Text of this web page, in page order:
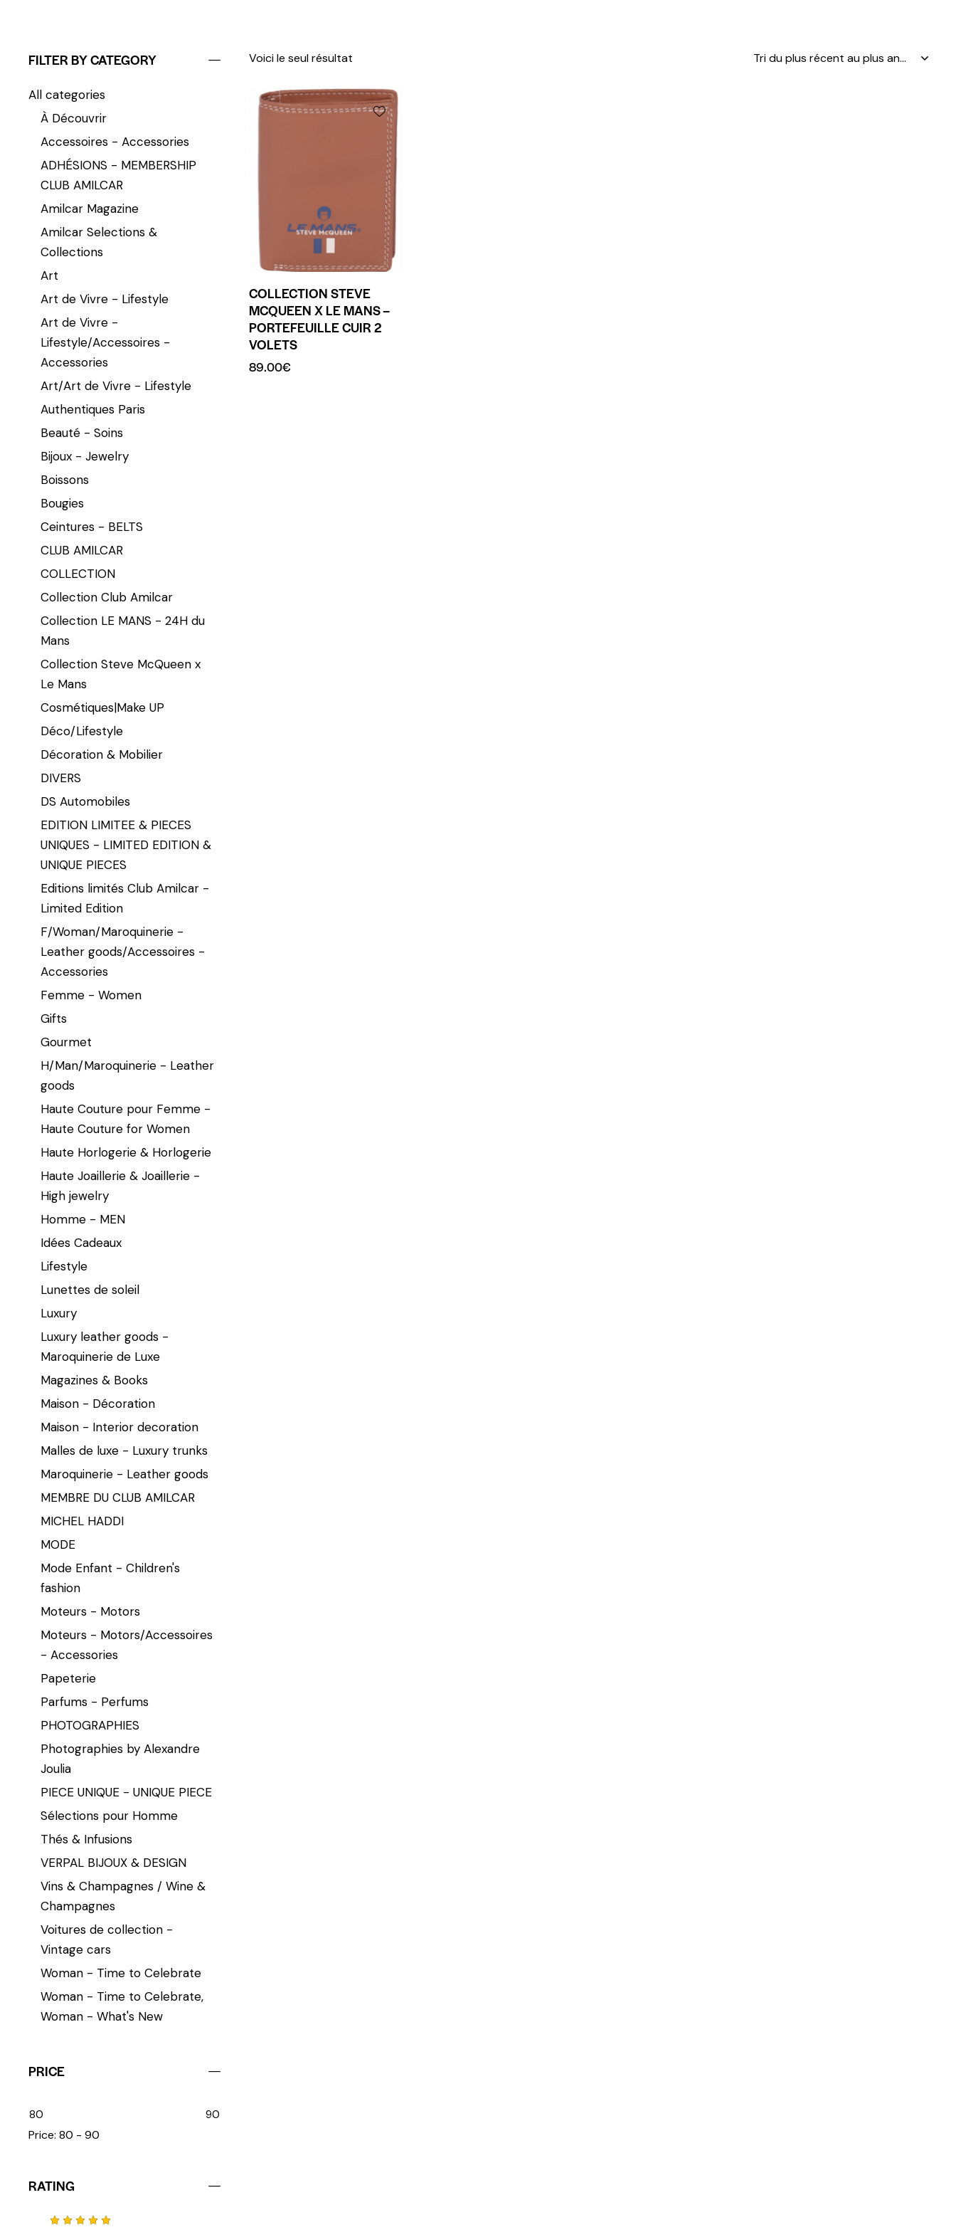
Voici le seul résultat
COLLECTION STEVE
MCQUEEN X LE MANS –
PORTEFEUILLE CUIR 2
VOLETS
89.00€
FILTER BY CATEGORY
All categories
À Découvrir
Accessoires - Accessories
ADHÉSIONS - MEMBERSHIP
CLUB AMILCAR
Amilcar Magazine
Amilcar Selections &
Collections
Art
Art de Vivre - Lifestyle
Art de Vivre -
Lifestyle/Accessoires -
Accessories
Art/Art de Vivre - Lifestyle
Authentiques Paris
Beauté - Soins
Bijoux - Jewelry
Boissons
Bougies
Ceintures - BELTS
CLUB AMILCAR
COLLECTION
Collection Club Amilcar
Collection LE MANS - 24H du
Mans
Collection Steve McQueen x
Le Mans
Cosmétiques|Make UP
Déco/Lifestyle
Décoration & Mobilier
DIVERS
DS Automobiles
EDITION LIMITEE & PIECES
UNIQUES - LIMITED EDITION &
UNIQUE PIECES
Editions limités Club Amilcar -
Limited Edition
F/Woman/Maroquinerie -
Leather goods/Accessoires -
Accessories
Femme - Women
Gifts
Gourmet
H/Man/Maroquinerie - Leather
goods
Haute Couture pour Femme -
Haute Couture for Women
Haute Horlogerie & Horlogerie
Haute Joaillerie & Joaillerie -
High jewelry
Homme - MEN
Idées Cadeaux
Lifestyle
Lunettes de soleil
Luxury
Luxury leather goods -
Maroquinerie de Luxe
Magazines & Books
Maison - Décoration
Maison - Interior decoration
Malles de luxe - Luxury trunks
Maroquinerie - Leather goods
MEMBRE DU CLUB AMILCAR
MICHEL HADDI
MODE
Mode Enfant - Children's
fashion
Moteurs - Motors
Moteurs - Motors/Accessoires
- Accessories
Papeterie
Parfums - Perfums
PHOTOGRAPHIES
Photographies by Alexandre
Joulia
PIECE UNIQUE - UNIQUE PIECE
Sélections pour Homme
Thés & Infusions
VERPAL BIJOUX & DESIGN
Vins & Champagnes / Wine &
Champagnes
Voitures de collection -
Vintage cars
Woman - Time to Celebrate
Woman - Time to Celebrate,
Woman - What's New
PRICE
80 90
Price: 80 - 90
RATING